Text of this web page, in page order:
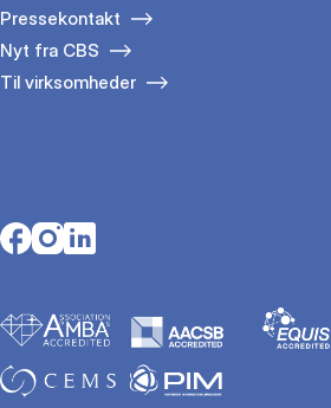
Pressekontakt
Nyt fra CBS
Til virksomheder
Opens in a new tab
Opens in a new tab
Opens in a new tab